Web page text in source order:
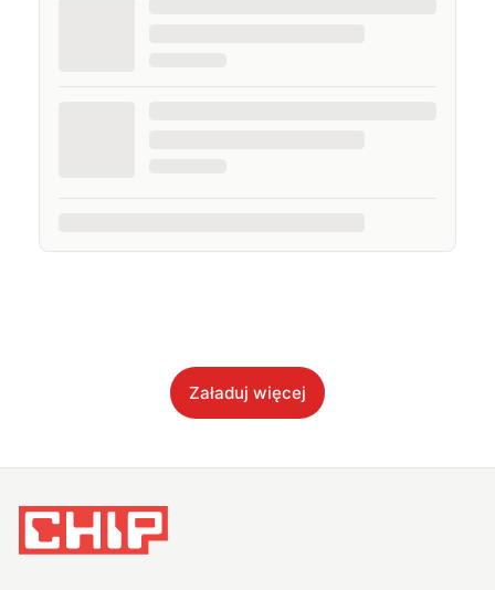
Załaduj więcej